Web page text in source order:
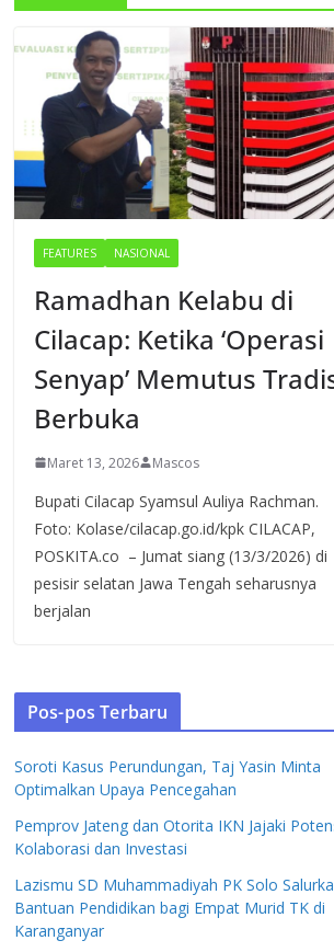
FEATURES NASIONAL
Ramadhan Kelabu di
Cilacap: Ketika ‘Operasi
Senyap’ Memutus
Berbuka
Maret 13, 2026 Mascos
Bupati Cilacap Syamsul Auliya Rachman.
Foto: Kolase/cilacap.go.id/kpk CILACAP,
POSKITA.co – Jumat siang (13/3/2026) di
pesisir selatan Jawa Tengah seharusnya
berjalan
Pos-pos Terbaru
Soroti Kasus Perundungan, Taj Yasin Minta
Optimalkan Upaya Pencegahan
Pemprov Jateng dan Otorita IKN Jajaki
Kolaborasi dan Investasi
Lazismu SD Muhammadiyah PK Solo
Bantuan Pendidikan bagi Empat Murid TK di
Karanganyar